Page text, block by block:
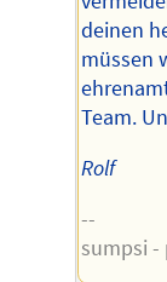
deinen
müssen
Team.
Rolf
--
sumpsi -